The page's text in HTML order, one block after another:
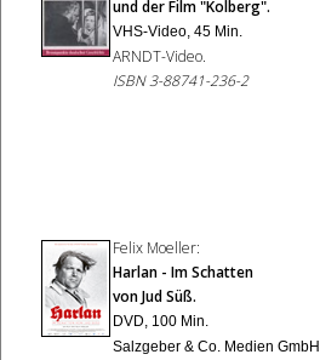
und der Film "Kolberg".
VHS-Video, 45 Min.
ARNDT-Video.
ISBN 3-88741-236-2
Felix Moeller:
Harlan - Im Schatten
von Jud Süß.
DVD, 100 Min.
Salzgeber & Co. Medien GmbH.